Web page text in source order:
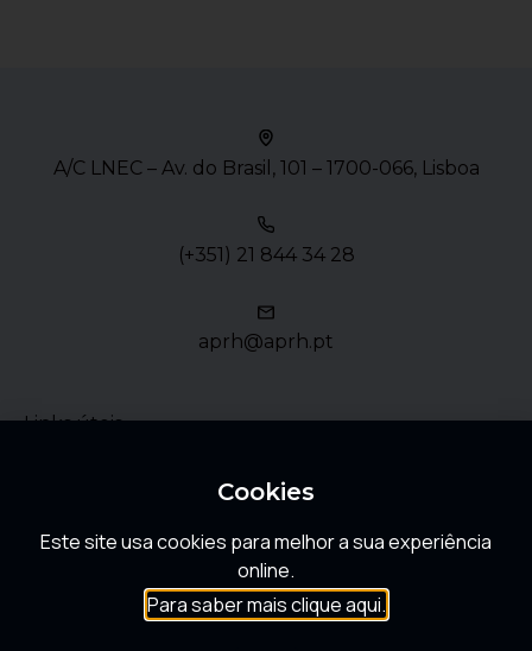
A/C LNEC – Av. do Brasil, 101 – 1700-066, Lisboa
(+351) 21 844 34 28
aprh@aprh.pt
Links úteis
FAQ
Cookies
Este site usa cookies para melhor a sua experiência
online.
Para saber mais clique aqui.